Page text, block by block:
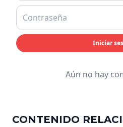
Iniciar
Aún no hay
CONTENIDO